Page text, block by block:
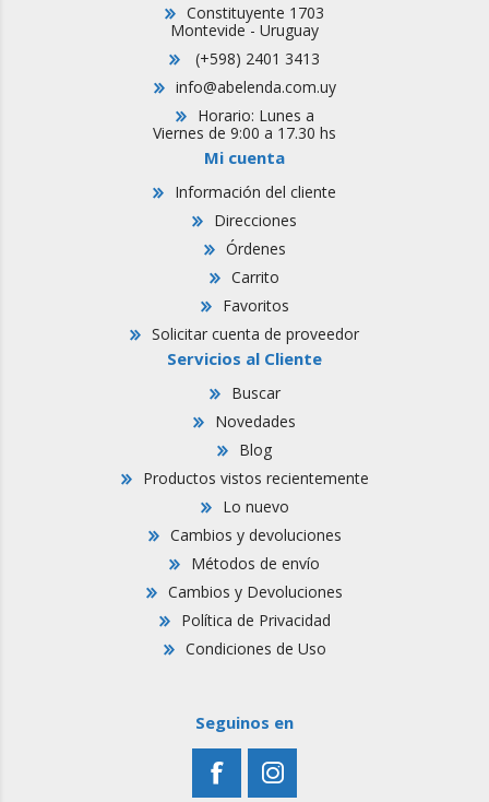
Constituyente 1703
Montevide - Uruguay
(+598) 2401 3413
info@abelenda.com.uy
Horario: Lunes a
Viernes de 9:00 a 17.30 hs
Mi cuenta
Información del cliente
Direcciones
Órdenes
Carrito
Favoritos
Solicitar cuenta de proveedor
Servicios al Cliente
Buscar
Novedades
Blog
Productos vistos recientemente
Lo nuevo
Cambios y devoluciones
Métodos de envío
Cambios y Devoluciones
Política de Privacidad
Condiciones de Uso
Seguinos en